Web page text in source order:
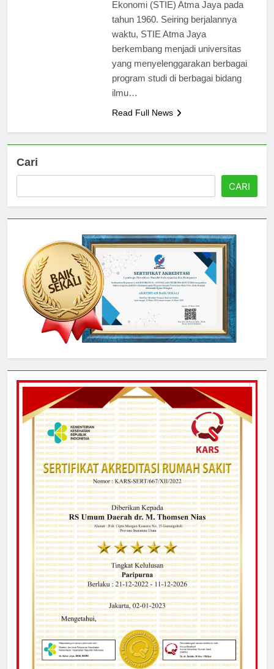
Ekonomi (STIE) Atma Jaya pada
tahun 1960. Seiring berjalannya
waktu, STIE Atma Jaya
berkembang menjadi universitas
yang menyelenggarakan berbagai
program studi di berbagai bidang
Cari
CARI